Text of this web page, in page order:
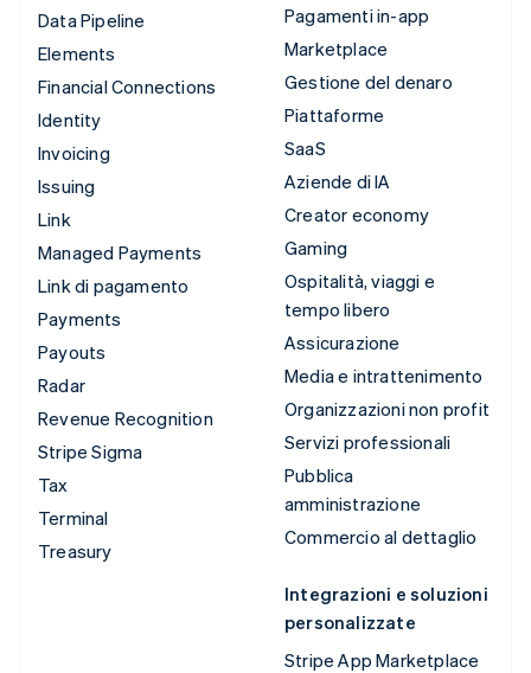
Data Pipeline
Elements
Financial Connections
Identity
Invoicing
Issuing
Link
Managed Payments
Link di pagamento
Payments
Payouts
Radar
Revenue Recognition
Stripe Sigma
Tax
Terminal
Treasury
Pagamenti in-app
Marketplace
Gestione del denaro
Piattaforme
SaaS
Aziende di IA
Creator economy
Gaming
Ospitalità, viaggi e
tempo libero
Assicurazione
Media e intrattenimento
Organizzazioni non profit
Servizi professionali
Pubblica
amministrazione
Commercio al dettaglio
Integrazioni e soluzioni
personalizzate
Stripe App Marketplace